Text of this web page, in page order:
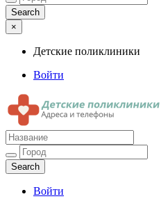
×
Детские поликлиники
Войти
Детские поликлиники
Адреса и телефоны поликлиник
Войти